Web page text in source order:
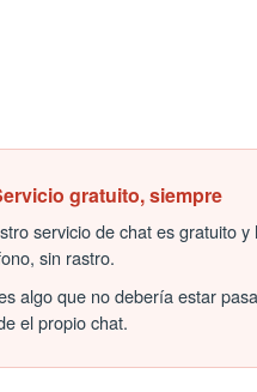
gratuito, siempre
servicio de chat es gratuito
sin rastro.
algo que no debería estar
el propio chat.